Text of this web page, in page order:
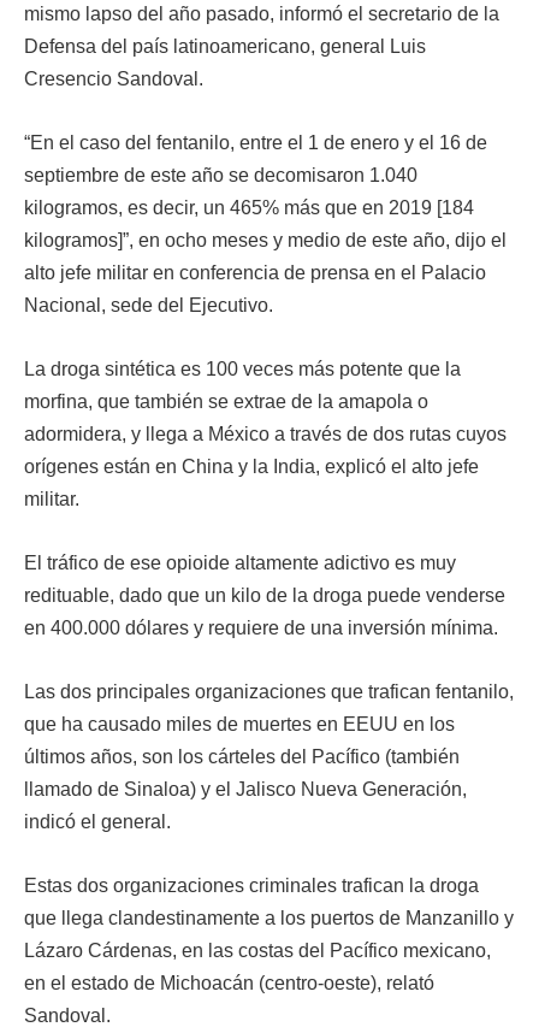
mismo lapso del año pasado, informó el secretario de la
Defensa del país latinoamericano, general Luis
Cresencio Sandoval.
“En el caso del fentanilo, entre el 1 de enero y el 16 de
septiembre de este año se decomisaron 1.040
kilogramos, es decir, un 465% más que en 2019 [184
kilogramos]”, en ocho meses y medio de este año, dijo el
alto jefe militar en conferencia de prensa en el Palacio
Nacional, sede del Ejecutivo.
La droga sintética es 100 veces más potente que la
morfina, que también se extrae de la amapola o
adormidera, y llega a México a través de dos rutas cuyos
orígenes están en China y la India, explicó el alto jefe
militar.
El tráfico de ese opioide altamente adictivo es muy
redituable, dado que un kilo de la droga puede venderse
en 400.000 dólares y requiere de una inversión mínima.
Las dos principales organizaciones que trafican fentanilo,
que ha causado miles de muertes en EEUU en los
últimos años, son los cárteles del Pacífico (también
llamado de Sinaloa) y el Jalisco Nueva Generación,
indicó el general.
Estas dos organizaciones criminales trafican la droga
que llega clandestinamente a los puertos de Manzanillo y
Lázaro Cárdenas, en las costas del Pacífico mexicano,
en el estado de Michoacán (centro-oeste), relató
Sandoval.